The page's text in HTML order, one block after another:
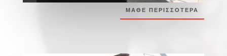
ΜΑΘΕ ΠΕΡΙΣΣΟΤΕΡΑ